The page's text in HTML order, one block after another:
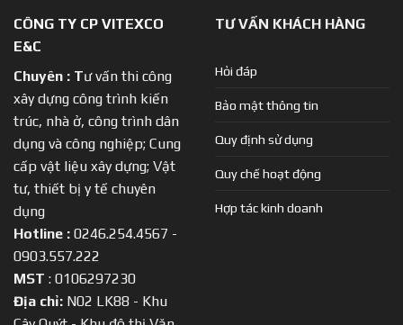
CÔNG TY CP VITEXCO
E&C
Chuyên : Tư vấn thi công
xây dựng công trình kiến
trúc, nhà ở, công trình dân
dụng và công nghiệp; Cung
cấp vật liệu xây dựng; Vật
tư, thiết bị y tế chuyên
dụng
Hotline : 0246.254.4567 -
0903.557.222
MST : 0106297230
Địa chỉ: N02 LK88 - Khu
TƯ VẤN KHÁCH HÀNG
Hỏi đáp
Bảo mật thông tin
Quy định sử dụng
Quy chế hoạt động
Hợp tác kinh doanh